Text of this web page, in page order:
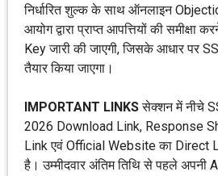
निर्धारित शुल्क के साथ ऑनलाइन
आयोग द्वारा प्राप्त आपत्तियों की
Key जारी की जाएगी, जिसके आधार पर
तैयार किया जाएगा।
IMPORTANT LINKSसेक्शन में नीचे
2026 Download Link, Response
Link एवं Official Website का Direct
है। उम्मीदवार अंतिम तिथि से पहले